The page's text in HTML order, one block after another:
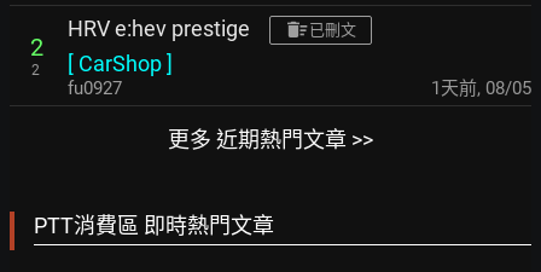
2
2
HRV e:hev prestige 已刪文
[ CarShop]
fu0927 1天前, 08/05
更多 近期熱門文章 >>
PTT消費區 即時熱門文章